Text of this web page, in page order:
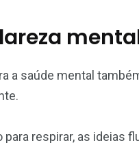
a saúde mental
respirar, as ideias